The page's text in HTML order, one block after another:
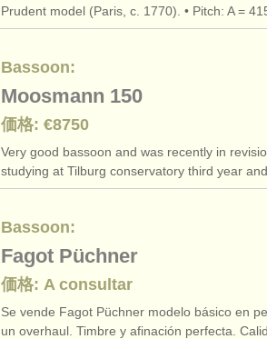
Prudent model (Paris, c. 1770). • Pitch: A =
Bassoon:
Moosmann 150
価格: €8750
Very good bassoon and was recently in
studying at Tilburg conservatory third year
Bassoon:
Fagot Püchner
価格: A consultar
Se vende Fagot Püchner modelo básico en
un overhaul. Timbre y afinación perfecta.